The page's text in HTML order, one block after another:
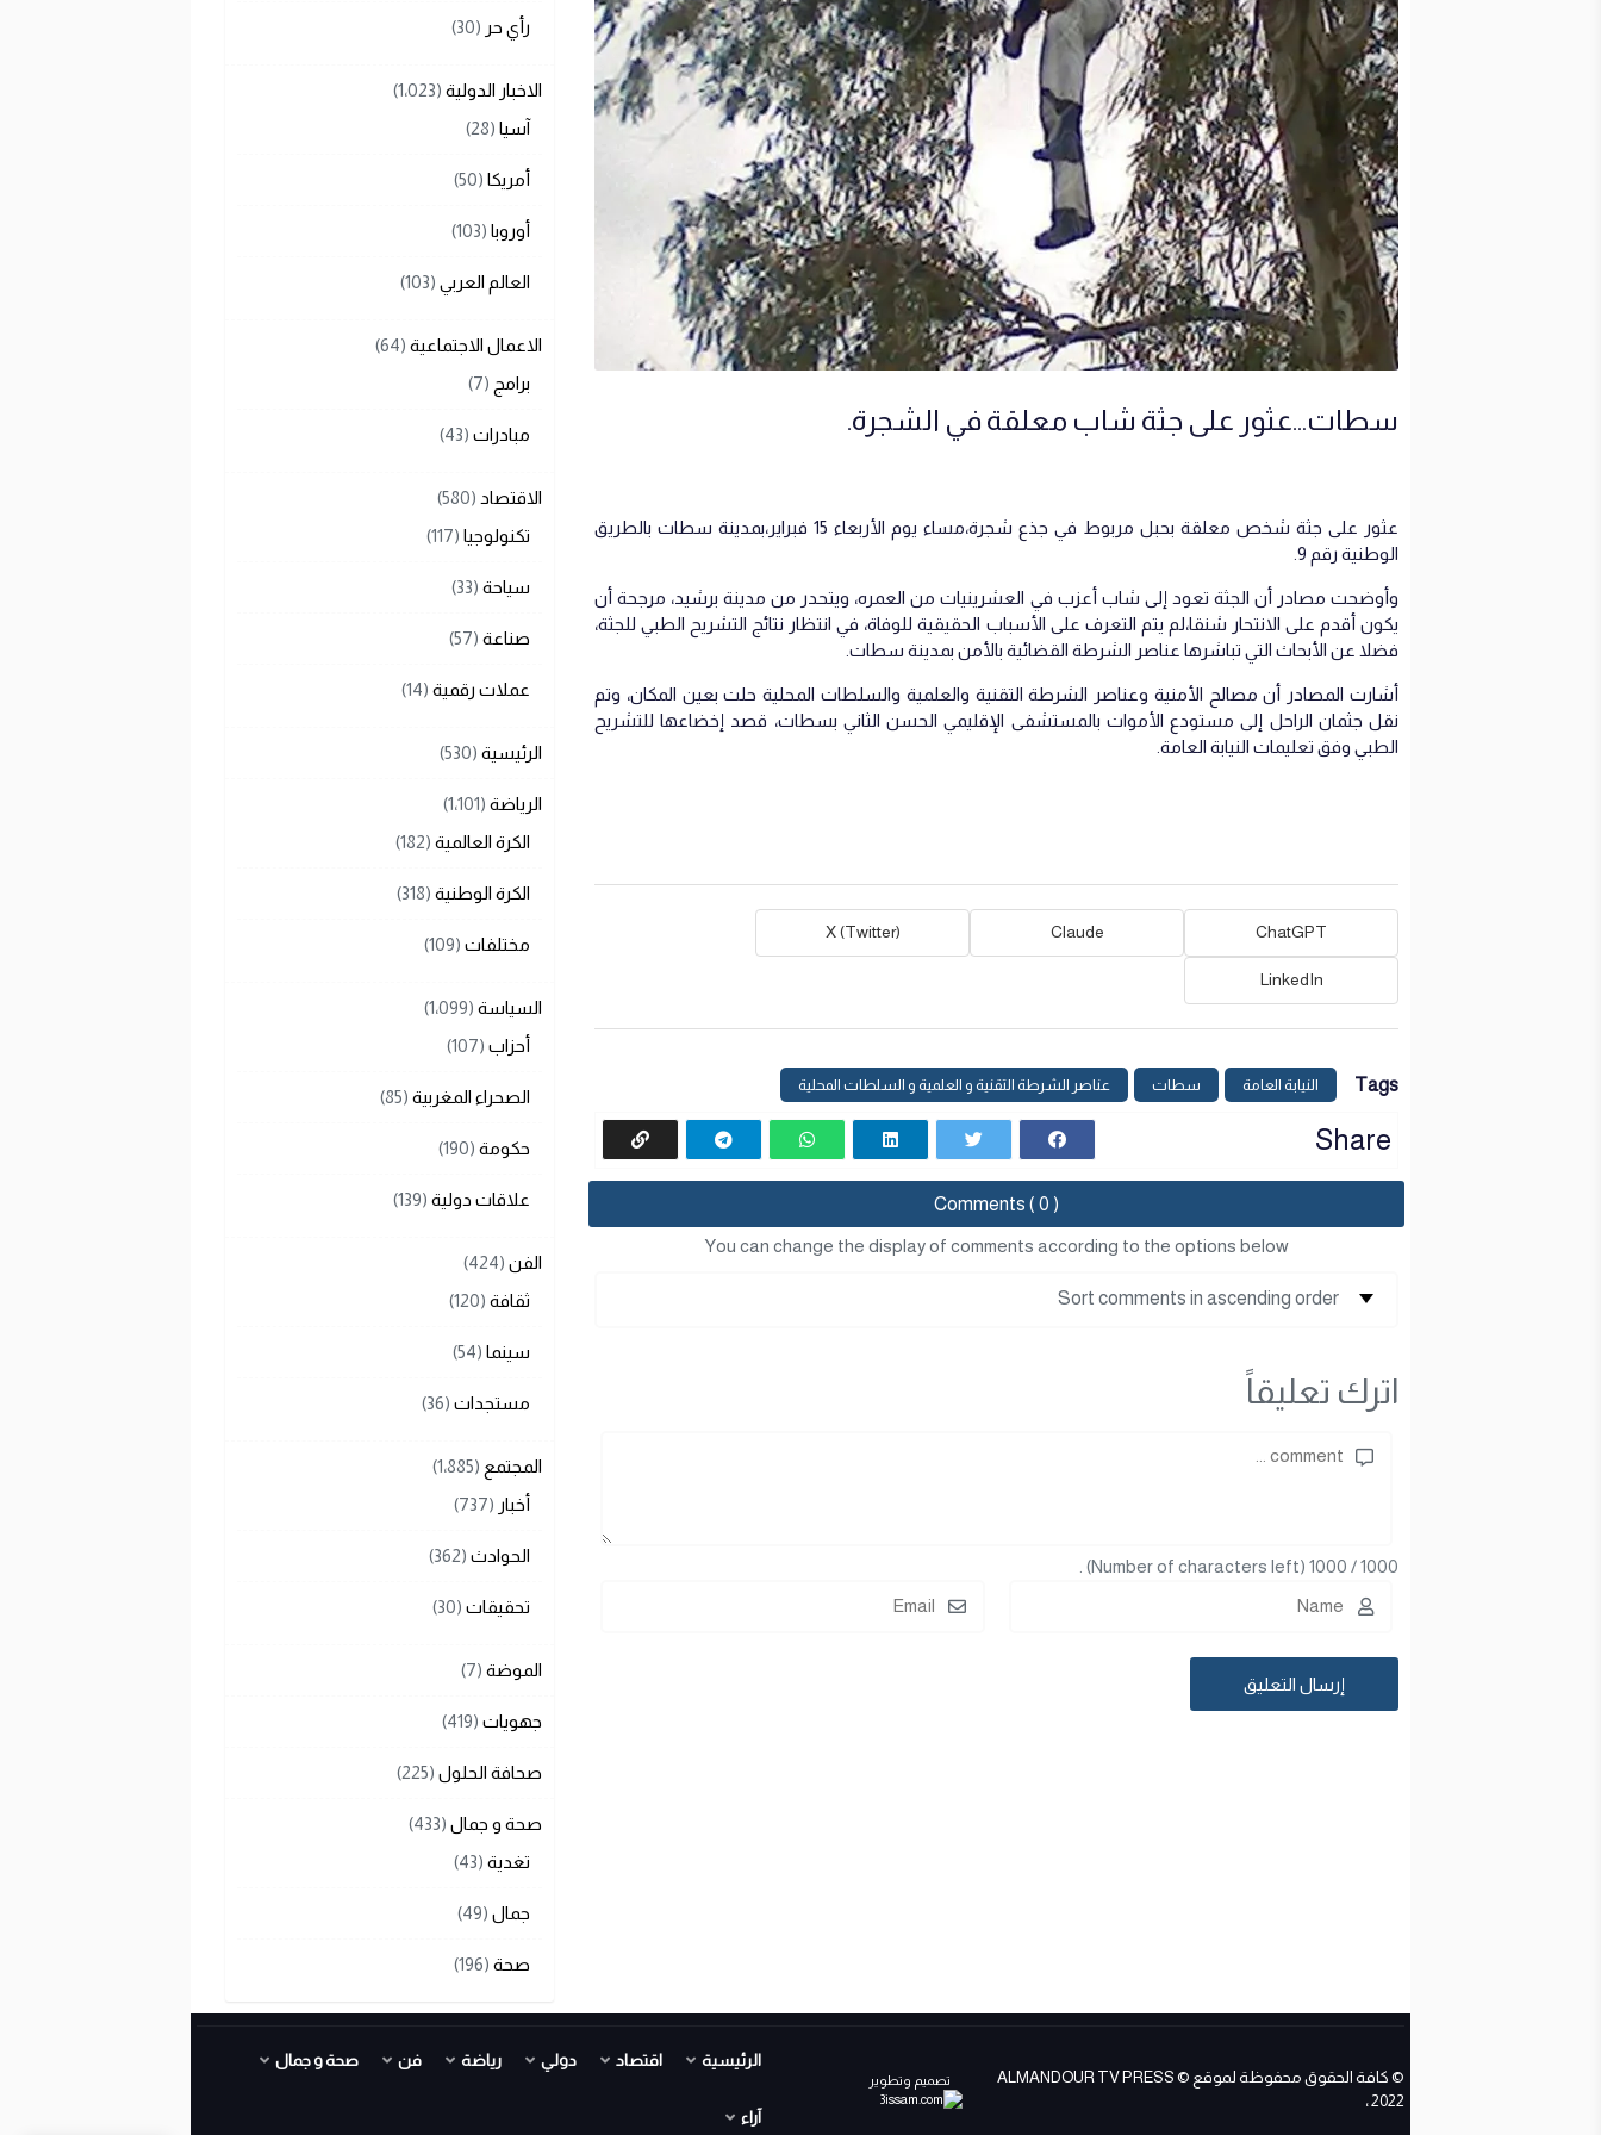
سطات…عثور على جثة شاب معلقة في الشجرة.
عثور على جثة شخص معلقة بحبل مربوط في جذع شجرة،مساء يوم الأربعاء 15 فبراير،بمدينة سطات بالطريق
الوطنية رقم 9.
وأوضحت مصادر أن الجثة تعود إلى شاب أعزب في العشرينيات من العمره، ويتحدر من مدينة برشيد، مرجحة أن
يكون أقدم على الانتحار شنقا،لم يتم التعرف على الأسباب الحقيقية للوفاة، في انتظار نتائج التشريح الطبي للجثة،
فضلا عن الأبحاث التي تباشرها عناصر الشرطة القضائية بالأمن بمدينة سطات.
أشارت المصادر أن مصالح الأمنية وعناصر الشرطة التقنية والعلمية والسلطات المحلية حلت بعين المكان، وتم
نقل جثمان الراحل إلى مستودع الأموات بالمستشفى الإقليمي الحسن الثاني بسطات، قصد إخضاعها للتشريح
الطبي وفق تعليمات النيابة العامة.
ChatGPT
Claude
X (Twitter)
LinkedIn
Tags النيابة العامة سطات عناصر الشرطة التقنية و العلمية و السلطات المحلية
Share
Comments ( 0 )
You can change the display of comments according to the options below
اترك تعليقاً
1000
/
1000
(Number of characters left) .
رأي حر (30)
الاخبار الدولية (1٬023)
آسيا (28)
أمريكا (50)
أوروبا (103)
العالم العربي (103)
الاعمال الاجتماعية (64)
برامج (7)
مبادرات (43)
الاقتصاد (580)
تكنولوجيا (117)
سياحة (33)
صناعة (57)
عملات رقمية (14)
الرئيسية (530)
الرياضة (1٬101)
الكرة العالمية (182)
الكرة الوطنية (318)
مختلفات (109)
السياسة (1٬099)
أحزاب (107)
الصحراء المغربية (85)
حكومة (190)
علاقات دولية (139)
الفن (424)
ثقافة (120)
سينما (54)
مستجدات (36)
المجتمع (1٬885)
أخبار (737)
الحوادث (362)
تحقيقات (30)
الموضة (7)
جهويات (419)
صحافة الحلول (225)
صحة و جمال (433)
تغدية (43)
جمال (49)
صحة (196)
© كافة الحقوق محفوظة لموقع ALMANDOUR TV PRESS ©
2022 ،
تصميم وتطوير
الرئيسية اقتصاد دولي رياضة فن صحة و جمال
آراء